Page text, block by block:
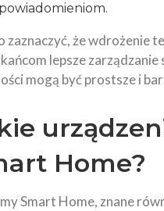
powiadomieniom.
zaznaczyć, że wdrożenie
lepsze
mogą być prostsze i
Home?
Smart Home, znane